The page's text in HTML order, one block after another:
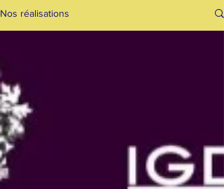
Nos réalisations